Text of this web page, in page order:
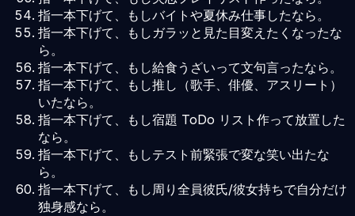
指一本下げて、もしバイトや夏休み仕事したなら。
指一本下げて、もしガラッと見た目変えたくなったな
ら。
指一本下げて、もし給食うざいって文句言ったなら。
指一本下げて、もし推し（歌手、俳優、アスリート）
いたなら。
指一本下げて、もし宿題 ToDo リスト作って放置した
なら。
指一本下げて、もしテスト前緊張で変な笑い出たな
ら。
指一本下げて、もし周り全員彼氏/彼女持ちで自分だけ
独身感なら。